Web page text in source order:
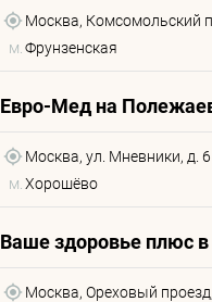
Москва, Комсомольский
м. Фрунзенская
Евро-Мед на
Москва, ул. Мневники, д. 6
м. Хорошёво
Ваше здоровье плюс в
Москва, Ореховый